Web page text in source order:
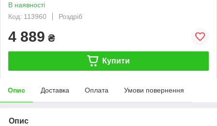
В наявності
Код: 113960
Роздріб
4 889 ₴
Купити
Опис Доставка Оплата Умови повернення
Опис